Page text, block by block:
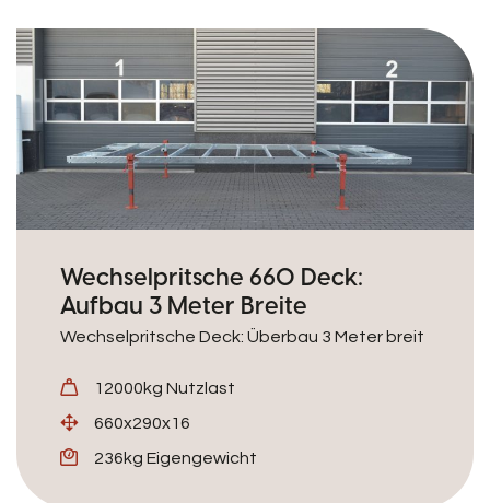
Wechselpritsche 660 Deck:
Aufbau 3 Meter Breite
Wechselpritsche Deck: Überbau 3 Meter breit
12000kg Nutzlast
660x290x16
236kg Eigengewicht